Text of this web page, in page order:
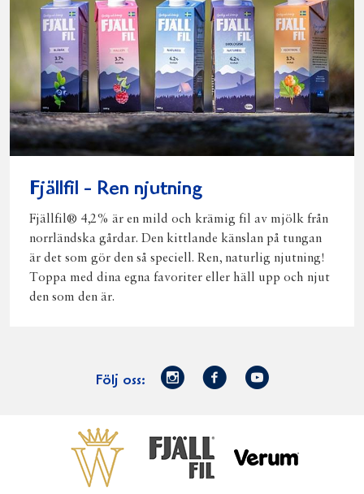
Fjällfil - Ren njutning
Fjällfil® 4,2% är en mild och krämig fil av mjölk från
norrländska gårdar. Den kittlande känslan på tungan
är det som gör den så speciell. Ren, naturlig njutning!
Toppa med dina egna favoriter eller häll upp och njut
den som den är.
Följ oss:
Norrmejerier
Facebook
Youtube
Gör gott för
Norrländska
VästerbottensostFjällfil